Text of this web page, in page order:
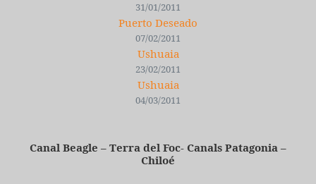
31/01/2011
Puerto Deseado
07/02/2011
Ushuaia
23/02/2011
Ushuaia
04/03/2011
Canal Beagle – Terra del Foc- Canals Patagonia –
Chiloé